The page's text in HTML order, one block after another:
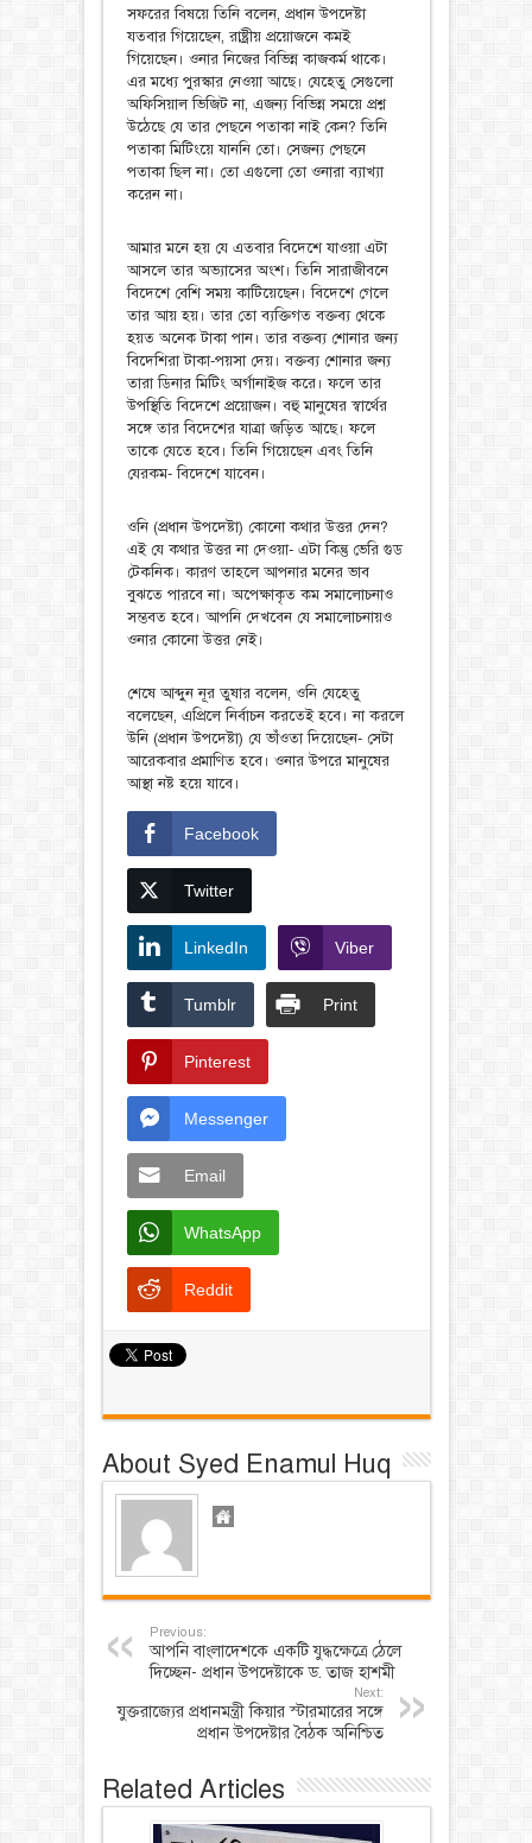
সফরের বিষয়ে তিনি বলেন, প্রধান উপদেষ্টা
যতবার গিয়েছেন, রাষ্ট্রীয় প্রয়োজনে কমই
গিয়েছেন। ওনার নিজের বিভিন্ন কাজকর্ম থাকে।
এর মধ্যে পুরস্কার নেওয়া আছে। যেহেতু সেগুলো
অফিসিয়াল ভিজিট না, এজন্য বিভিন্ন সময়ে প্রশ্ন
উঠেছে যে তার পেছনে পতাকা নাই কেন? তিনি
পতাকা মিটিংয়ে যাননি তো। সেজন্য পেছনে
পতাকা ছিল না। তো এগুলো তো ওনারা ব্যাখ্যা
করেন না।
আমার মনে হয় যে এতবার বিদেশে যাওয়া এটা
আসলে তার অভ্যাসের অংশ। তিনি সারাজীবনে
বিদেশে বেশি সময় কাটিয়েছেন। বিদেশে গেলে
তার আয় হয়। তার তো ব্যক্তিগত বক্তব্য থেকে
হয়ত অনেক টাকা পান। তার বক্তব্য শোনার জন্য
বিদেশিরা টাকা-পয়সা দেয়। বক্তব্য শোনার জন্য
তারা ডিনার মিটিং অর্গানাইজ করে। ফলে তার
উপস্থিতি বিদেশে প্রয়োজন। বহু মানুষের স্বার্থের
সঙ্গে তার বিদেশের যাত্রা জড়িত আছে। ফলে
তাকে যেতে হবে। তিনি গিয়েছেন এবং তিনি
যেরকম- বিদেশে যাবেন।
ওনি (প্রধান উপদেষ্টা) কোনো কথার উত্তর দেন?
এই যে কথার উত্তর না দেওয়া- এটা কিন্তু ভেরি গুড
টেকনিক। কারণ তাহলে আপনার মনের ভাব
বুঝতে পারবে না। অপেক্ষাকৃত কম সমালোচনাও
সম্ভবত হবে। আপনি দেখবেন যে সমালোচনায়ও
ওনার কোনো উত্তর নেই।
শেষে আব্দুন নূর তুষার বলেন, ওনি যেহেতু
বলেছেন, এপ্রিলে নির্বাচন করতেই হবে। না করলে
উনি (প্রধান উপদেষ্টা) যে ভাঁওতা দিয়েছেন- সেটা
আরেকবার প্রমাণিত হবে। ওনার উপরে মানুষের
আস্থা নষ্ট হয়ে যাবে।
Facebook
Twitter
LinkedIn Viber
Tumblr Print
Pinterest
Messenger
Email
WhatsApp
Reddit
About Syed Enamul Huq
Previous:
আপনি বাংলাদেশকে একটি যুদ্ধক্ষেত্রে ঠেলে
দিচ্ছেন- প্রধান উপদেষ্টাকে ড. তাজ হাশমী
Next:
যুক্তরাজ্যের প্রধানমন্ত্রী কিয়ার স্টারমারের সঙ্গে
প্রধান উপদেষ্টার বৈঠক অনিশ্চিত
Related Articles